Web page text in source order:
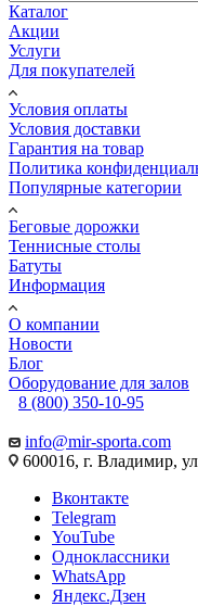
Каталог
Акции
Услуги
Для покупателей
Условия оплаты
Условия доставки
Гарантия на товар
Политика
Популярные категории
Беговые дорожки
Теннисные столы
Батуты
Информация
О компании
Новости
Блог
Оборудование для залов
8 (800) 350-10-95
info@mir-sporta.com
600016, г. Владимир,
Вконтакте
Telegram
YouTube
Одноклассники
WhatsApp
Яндекс.Дзен